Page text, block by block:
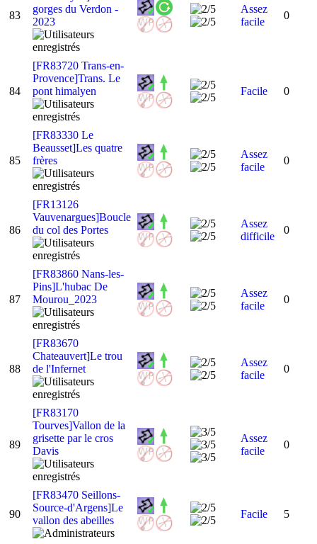
83
gorges du Verdon -
2023
Assez
facile
0
84
[FR83720 Trans-en-
Provence]Trans. Le
pont himalyen
Facile 0
85
[FR83330 Le
Beausset]Les quatre
frères
Assez
facile
0
86
[FR13126
Vauvenargues]Boucle
du col des Portes
Assez
difficile
0
87
[FR83860 Nans-les-
Pins]L'hubac De
Mourou_2023
Assez
facile
0
88
[FR83670
Chateauvert]Le trou
de l'Infernet
Assez
facile
0
89
[FR83170
Tourves]Vallon de la
grisette par le cros
Davis
Assez
facile
0
90
[FR83470 Seillons-
Source-d'Argens]Le
vallon des abeilles
Facile 5